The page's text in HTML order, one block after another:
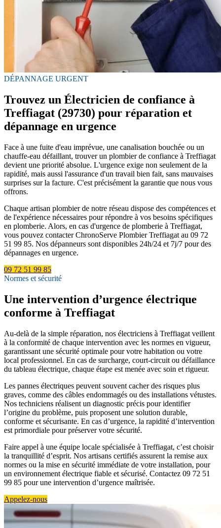
DÉPANNAGE URGENT
Trouvez un Électricien de confiance à
Treffiagat (29730) pour réparation et
dépannage en urgence
Face à une fuite d'eau imprévue, une canalisation bouchée ou un
chauffe-eau défaillant, trouver un plombier de confiance à Treffiagat
devient une priorité absolue. L'urgence exige non seulement de la
rapidité, mais aussi l'assurance d'un travail bien fait, sans mauvaises
surprises sur la facture. C'est précisément la garantie que nous vous
offrons.
Chaque artisan plombier de notre réseau dispose des compétences et
de l'expérience nécessaires pour répondre à vos besoins spécifiques
en plomberie. Alors, en cas d'urgence de plomberie à Treffiagat,
vous pouvez contacter ChronoServe Plombier Treffiagat au 09 72
51 99 85. Nos dépanneurs sont disponibles 24h/24 et 7j/7 pour des
dépannages en urgence.
09 72 51 99 85
Normes et sécurité
Une intervention d’urgence électrique
conforme à Treffiagat
Au-delà de la simple réparation, nos électriciens à Treffiagat veillent
à la conformité de chaque intervention avec les normes en vigueur,
garantissant une sécurité optimale pour votre habitation ou votre
local professionnel. En cas de surcharge, court-circuit ou défaillance
du tableau électrique, chaque étape est menée avec soin et rigueur.
Les pannes électriques peuvent souvent cacher des risques plus
graves, comme des câbles endommagés ou des installations vétustes.
Nos techniciens réalisent un diagnostic précis pour identifier
l’origine du problème, puis proposent une solution durable,
conforme et sécurisante. En cas d’urgence, la rapidité d’intervention
est primordiale pour préserver votre sécurité.
Faire appel à une équipe locale spécialisée à Treffiagat, c’est choisir
la tranquillité d’esprit. Nos artisans certifiés assurent la remise aux
normes ou la mise en sécurité immédiate de votre installation, pour
un environnement électrique fiable et sécurisé. Contactez 09 72 51
99 85 pour une intervention d’urgence maîtrisée.
Appelez-nous